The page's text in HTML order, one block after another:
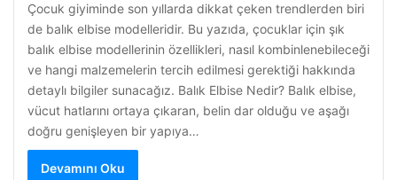
Çocuk giyiminde son yıllarda dikkat çeken trendlerden biri
de balık elbise modelleridir. Bu yazıda, çocuklar için şık
balık elbise modellerinin özellikleri, nasıl kombinlenebileceği
ve hangi malzemelerin tercih edilmesi gerektiği hakkında
detaylı bilgiler sunacağız. Balık Elbise Nedir? Balık elbise,
vücut hatlarını ortaya çıkaran, belin dar olduğu ve aşağı
doğru genişleyen bir yapıya…
Devamını Oku